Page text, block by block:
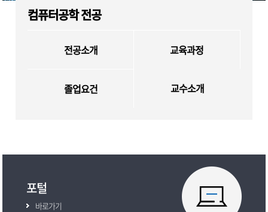
컴퓨터공학 전공
전공소개 교육과정
졸업요건 교수소개
포털
바로가기